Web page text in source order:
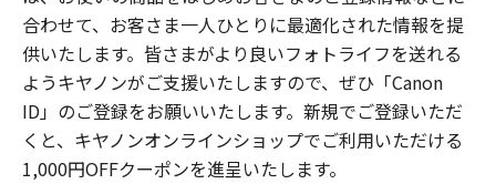
合わせて、お客さま一人ひとりに最適化された情報を提
供いたします。皆さまがより良いフォトライフを送れる
ようキヤノンがご支援いたしますので、ぜひ「Canon
ID」のご登録をお願いいたします。新規でご登録いただ
くと、キヤノンオンラインショップでご利用いただける
1,000円OFFクーポンを進呈いたします。